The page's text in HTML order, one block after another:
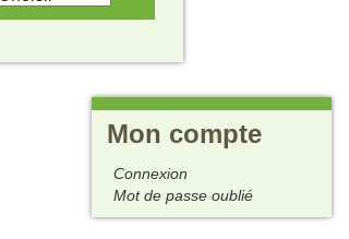
Mon compte
Connexion
Mot de passe oublié